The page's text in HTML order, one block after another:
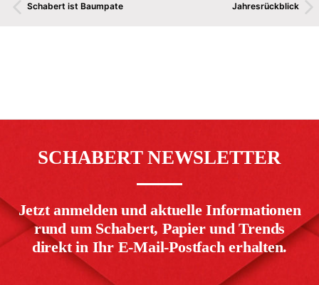
Jahresrückblick
Schabert ist Baumpate
SCHABERT NEWSLETTER
Jetzt anmelden und aktuelle Informationen
rund um Schabert, Papier und Trends
direkt in Ihr E-Mail-Postfach erhalten.